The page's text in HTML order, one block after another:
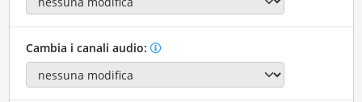
Cambia i canali audio: